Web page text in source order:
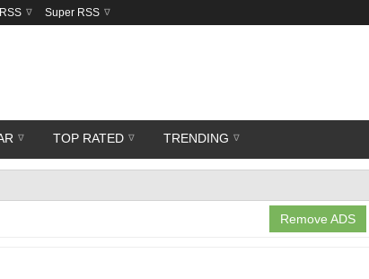
Super RSS
TOP RATED TRENDING
Remove ADS